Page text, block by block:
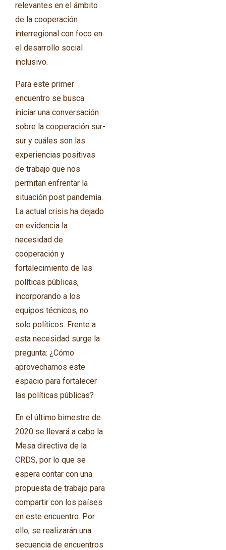
relevantes en el ámbito
de la cooperación
interregional con foco en
el desarrollo social
inclusivo.
Para este primer
encuentro se busca
iniciar una conversación
sobre la cooperación sur-
sur y cuáles son las
experiencias positivas
de trabajo que nos
permitan enfrentar la
situación post pandemia.
La actual crisis ha dejado
en evidencia la
necesidad de
cooperación y
fortalecimiento de las
políticas públicas,
incorporando a los
equipos técnicos, no
solo políticos. Frente a
esta necesidad surge la
pregunta: ¿Cómo
aprovechamos este
espacio para fortalecer
las políticas públicas?
En el último bimestre de
2020 se llevará a cabo la
Mesa directiva de la
CRDS, por lo que se
espera contar con una
propuesta de trabajo para
compartir con los países
en este encuentro. Por
ello, se realizarán una
secuencia de encuentros